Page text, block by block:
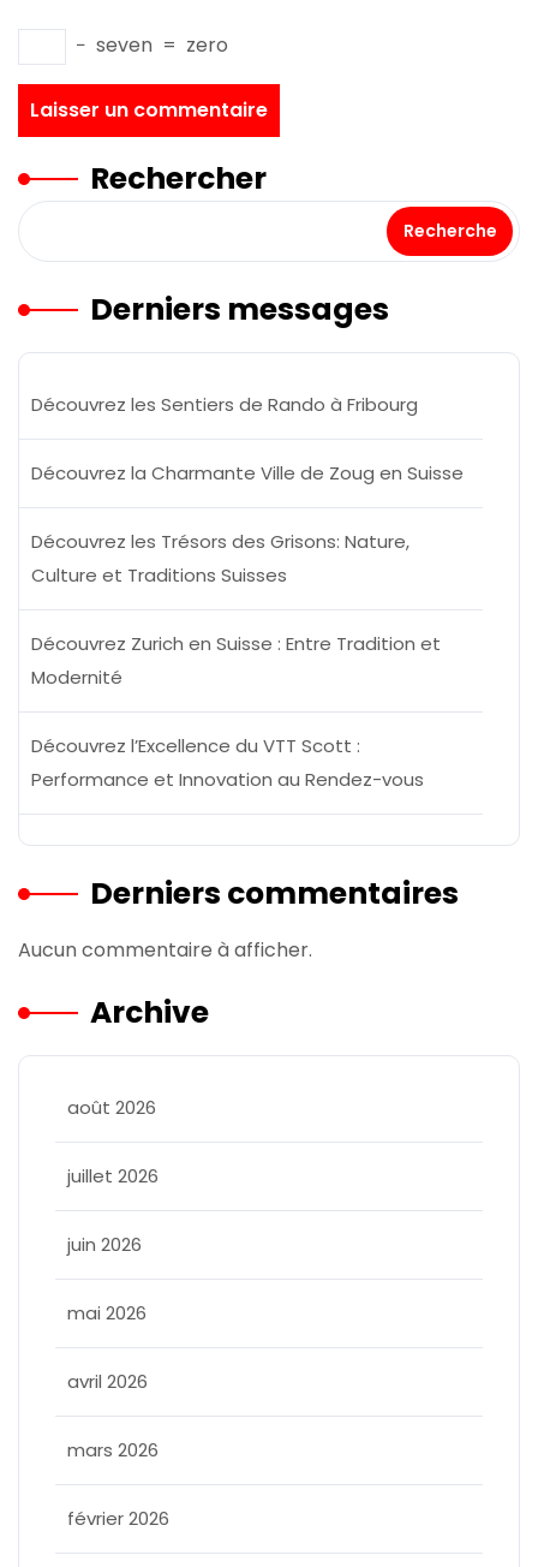
− seven = zero
Rechercher
Recherche
Derniers messages
Découvrez les Sentiers de Rando à Fribourg
Découvrez la Charmante Ville de Zoug en Suisse
Découvrez les Trésors des Grisons: Nature,
Culture et Traditions Suisses
Découvrez Zurich en Suisse : Entre Tradition et
Modernité
Découvrez l’Excellence du VTT Scott :
Performance et Innovation au Rendez-vous
Derniers commentaires
Aucun commentaire à afficher.
Archive
août 2026
juillet 2026
juin 2026
mai 2026
avril 2026
mars 2026
février 2026